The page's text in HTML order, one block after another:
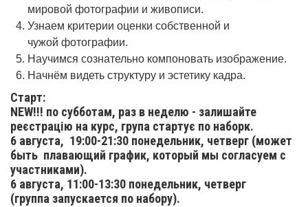
мировой фотографии и живописи.
Узнаем критерии оценки собственной и
чужой фотографии.
Научимся сознательно компоновать изображение.
Начнём видеть структуру и эстетику кадра.
Старт:
NEW!!! по субботам, раз в неделю - залишайте
реєстрацію на курс, група стартує по наборк.
6 августа, 19:00-21:30 понедельник, четверг (может
быть плавающий график, который мы согласуем с
участниками).
6 августа, 11:00-13:30 понедельник, четверг
(группа запускается по набору).